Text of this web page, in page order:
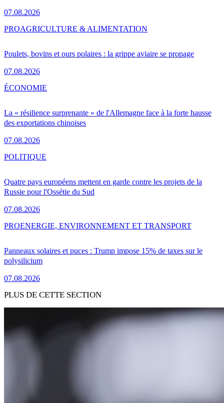
07.08.2026
Poulets, bovins et ours polaires : la grippe aviaire se propage
07.08.2026
PROAGRICULTURE & ALIMENTATION
La « résilience surprenante » de l'Allemagne face à la forte hausse
des exportations chinoises
07.08.2026
ÉCONOMIE
Quatre pays européens mettent en garde contre les projets de la
Russie pour l'Ossétie du Sud
07.08.2026
POLITIQUE
Panneaux solaires et puces : Trump impose 15% de taxes sur le
polysilicium
07.08.2026
PROENERGIE, ENVIRONNEMENT ET TRANSPORT
PLUS DE CETTE SECTION